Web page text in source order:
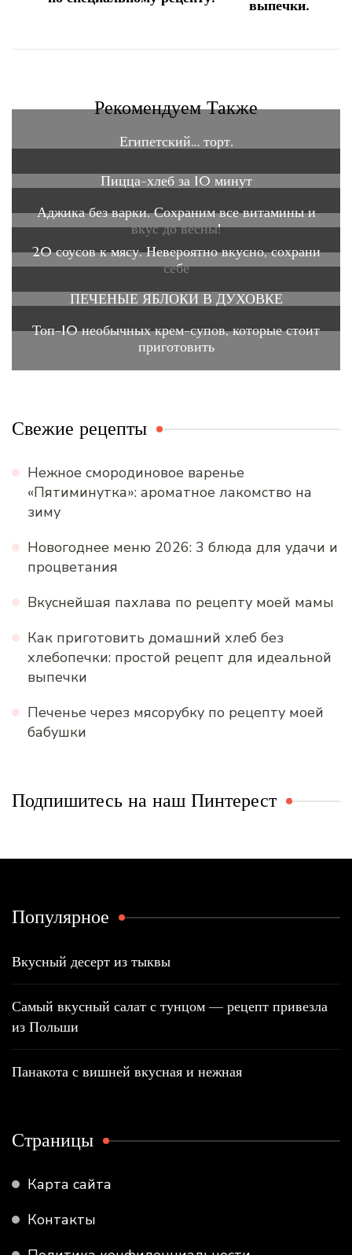
Рекомендуем Также
Египетский… торт.
Пицца-хлеб за 10 минут
Аджика без варки. Сохраним все витамины и
вкус до весны!
20 соусов к мясу. Невероятно вкусно, сохрани
себе
ПЕЧЕНЫЕ ЯБЛОКИ В ДУХОВКЕ
Топ-10 необычных крем-супов, которые стоит
приготовить
Свежие рецепты
Нежное смородиновое варенье
«Пятиминутка»: ароматное лакомство на
зиму
Новогоднее меню 2026: 3 блюда для удачи и
процветания
Вкуснейшая пахлава по рецепту моей мамы
Как приготовить домашний хлеб без
хлебопечки: простой рецепт для идеальной
выпечки
Печенье через мясорубку по рецепту моей
бабушки
Подпишитесь на наш Пинтерест
Популярное
Вкусный десерт из тыквы
Самый вкусный салат с тунцом — рецепт привезла
из Польши
Панакота с вишней вкусная и нежная
Страницы
Карта сайта
Контакты